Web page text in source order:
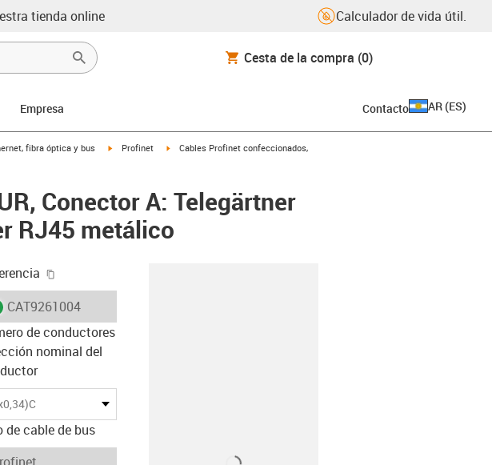
tienda online Calculador de vida útil.
Cesta de la compra (0)
Empresa Contacto AR (ES)
fibra óptica y bus igus-icon-arrow-right
Profinet igus-icon-arrow-right
Cables Profinet confeccionados,
Conector A: Telegärtner
RJ45 metálico
igus-icon-lieferzeit
CAT9261004
de conductores
nominal del
de cable de bus